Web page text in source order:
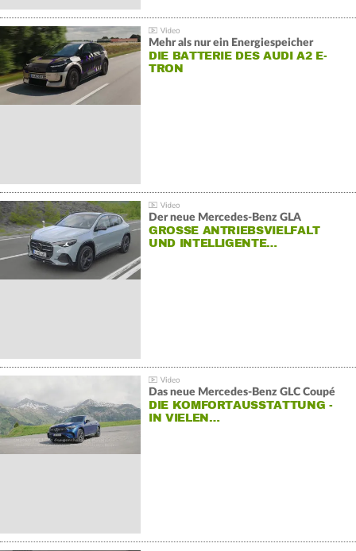
Mehr als nur ein Energiespeicher
DIE BATTERIE DES AUDI A2 E-
TRON
Der neue Mercedes-Benz GLA
GROSSE ANTRIEBSVIELFALT U
ND INTELLIGENTE…
Das neue Mercedes-Benz GLC Coupé
DIE KOMFORTAUSSTATTUNG -
IN VIELEN…